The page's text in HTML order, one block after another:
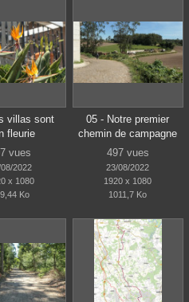
villas sont
fleurie
vues
2022
x 1080
Ko
05 - Notre premier
chemin de campagne
497 vues
23/08/2022
1920 x 1080
1011,7 Ko